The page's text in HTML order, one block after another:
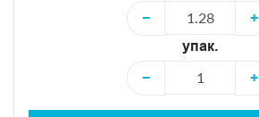
−
+
упак.
−
+